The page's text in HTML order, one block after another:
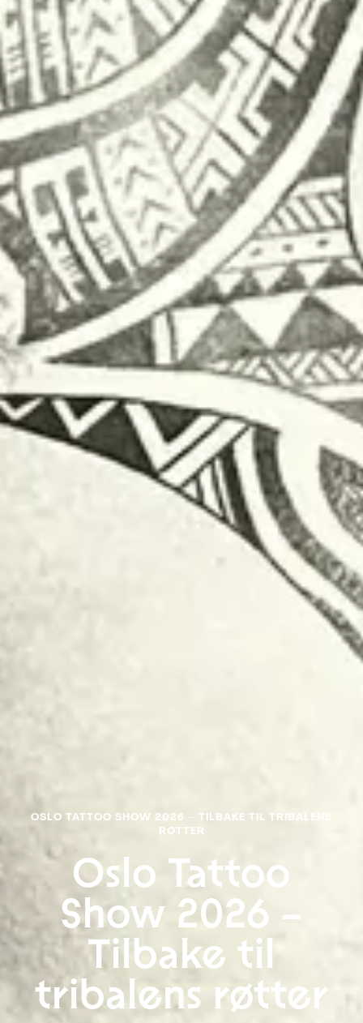
OSLO TATTOO SHOW 2026 – TILBAKE TIL TRIBALENS
RØTTER
Oslo Tattoo
Show 2026 –
Tilbake til
tribalens røtter
Åpningstider
Mandag - fredag: 09:00 - 17:00
Lørdag: 10:00 - 14:00
Kontakt oss
(+47) 24 02 20 16
STOCKFLETHS GATE 51, 0461 OSLO
Booking/tattoo
BOOKING@MASTERPIECE.NO
Andre henvendelser
POST@MASTERPIECE.NO